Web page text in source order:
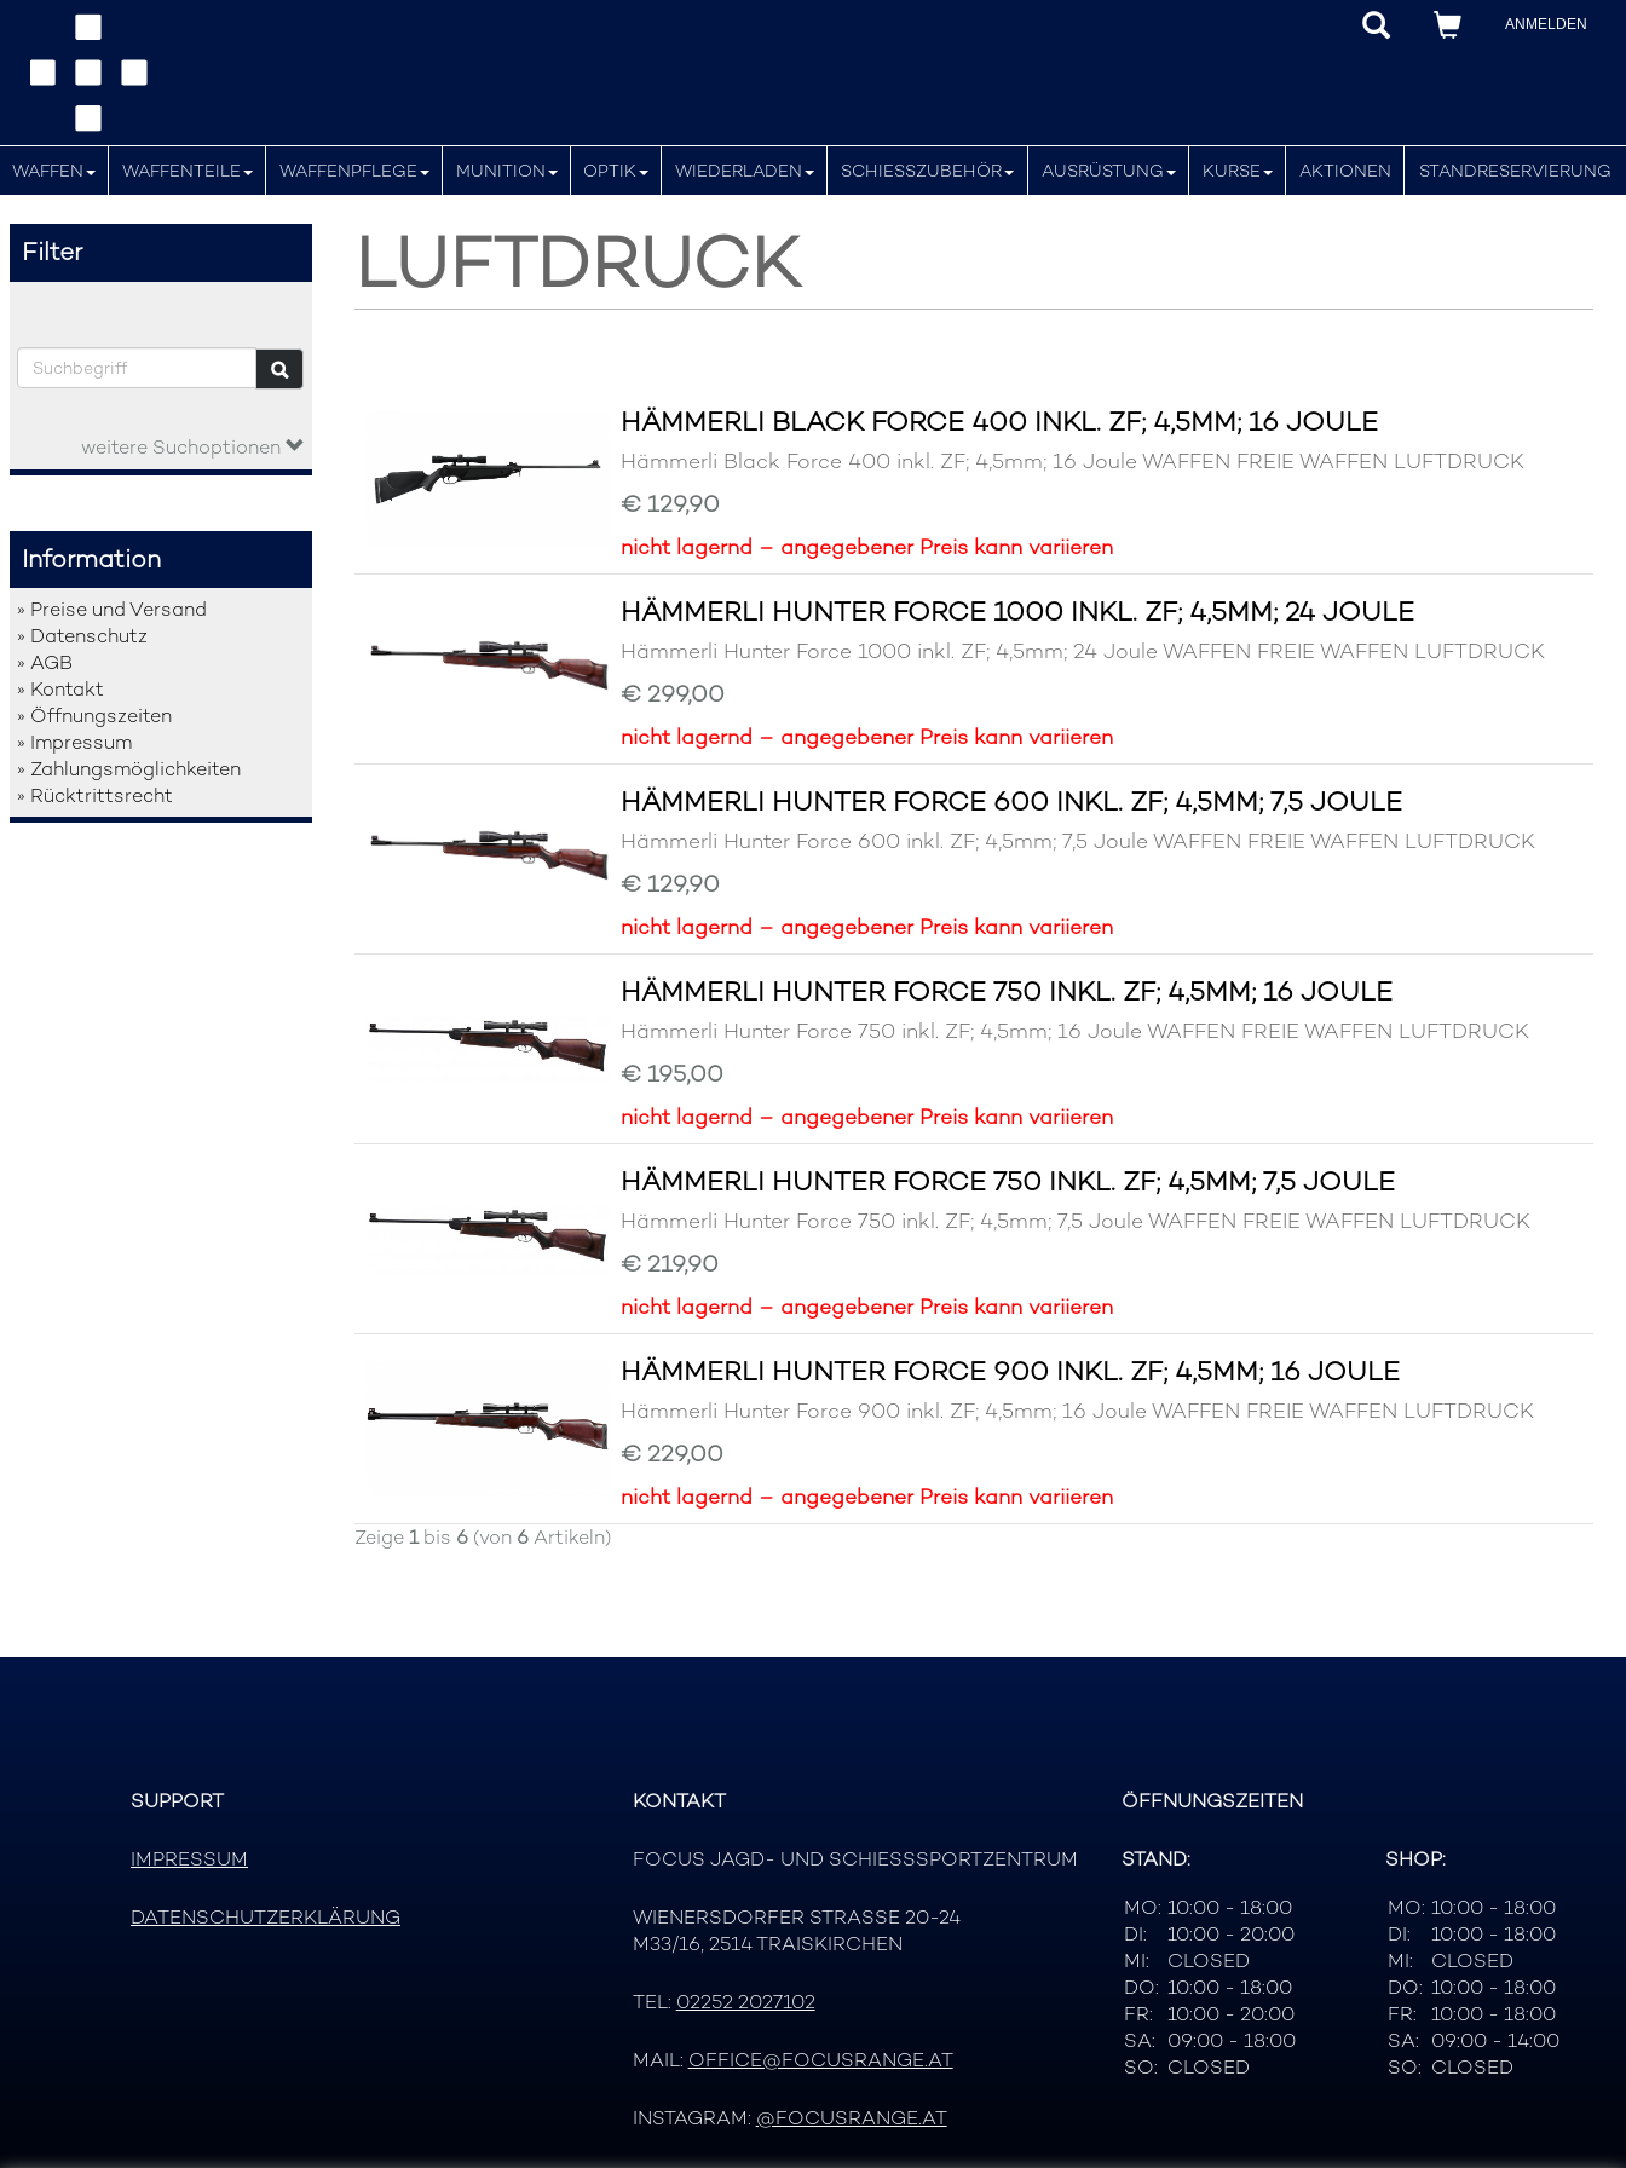
ANMELDEN
WAFFEN WAFFENTEILE WAFFENPFLEGE MUNITION OPTIK WIEDERLADEN SCHIESSZUBEHÖR AUSRÜSTUNG KURSE AKTIONEN STANDRESERVIERUNG
Filter
weitere Suchoptionen
Information
» Preise und Versand
» Datenschutz
» AGB
» Kontakt
» Öffnungszeiten
» Impressum
» Zahlungsmöglichkeiten
» Rücktrittsrecht
LUFTDRUCK
HÄMMERLI BLACK FORCE 400 INKL. ZF; 4,5MM; 16 JOULE
Hämmerli Black Force 400 inkl. ZF; 4,5mm; 16 Joule WAFFEN FREIE WAFFEN LUFTDRUCK
€ 129,90
nicht lagernd – angegebener Preis kann variieren
HÄMMERLI HUNTER FORCE 1000 INKL. ZF; 4,5MM; 24 JOULE
Hämmerli Hunter Force 1000 inkl. ZF; 4,5mm; 24 Joule WAFFEN FREIE WAFFEN LUFTDRUCK
€ 299,00
nicht lagernd – angegebener Preis kann variieren
HÄMMERLI HUNTER FORCE 600 INKL. ZF; 4,5MM; 7,5 JOULE
Hämmerli Hunter Force 600 inkl. ZF; 4,5mm; 7,5 Joule WAFFEN FREIE WAFFEN LUFTDRUCK
€ 129,90
nicht lagernd – angegebener Preis kann variieren
HÄMMERLI HUNTER FORCE 750 INKL. ZF; 4,5MM; 16 JOULE
Hämmerli Hunter Force 750 inkl. ZF; 4,5mm; 16 Joule WAFFEN FREIE WAFFEN LUFTDRUCK
€ 195,00
nicht lagernd – angegebener Preis kann variieren
HÄMMERLI HUNTER FORCE 750 INKL. ZF; 4,5MM; 7,5 JOULE
Hämmerli Hunter Force 750 inkl. ZF; 4,5mm; 7,5 Joule WAFFEN FREIE WAFFEN LUFTDRUCK
€ 219,90
nicht lagernd – angegebener Preis kann variieren
HÄMMERLI HUNTER FORCE 900 INKL. ZF; 4,5MM; 16 JOULE
Hämmerli Hunter Force 900 inkl. ZF; 4,5mm; 16 Joule WAFFEN FREIE WAFFEN LUFTDRUCK
€ 229,00
nicht lagernd – angegebener Preis kann variieren
Zeige1bis 6(von 6Artikeln)
SUPPORT
IMPRESSUM
DATENSCHUTZERKLÄRUNG
KONTAKT
FOCUS JAGD- UND SCHIESSSPORTZENTRUM
WIENERSDORFER STRASSE 20-24
M33/16, 2514 TRAISKIRCHEN
TEL: 02252 2027102
MAIL: OFFICE@FOCUSRANGE.AT
INSTAGRAM: @FOCUSRANGE.AT
ÖFFNUNGSZEITEN
STAND:
MO: 10:00 - 18:00
DI:
10:00 - 20:00
MI:
CLOSED
DO: 10:00 - 18:00
FR:
10:00 - 20:00
SA: 09:00 - 18:00
SO: CLOSED
SHOP:
MO: 10:00 - 18:00
DI:
10:00 - 18:00
MI:
CLOSED
DO: 10:00 - 18:00
FR:
10:00 - 18:00
SA: 09:00 - 14:00
SO: CLOSED